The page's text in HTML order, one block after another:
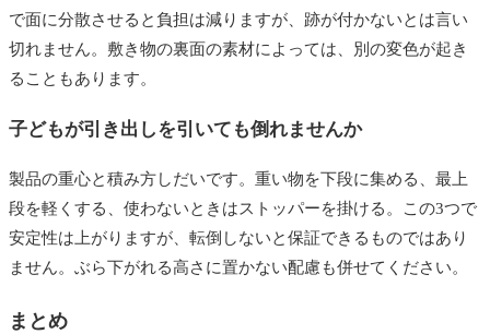
で面に分散させると負担は減りますが、跡が付かないとは言い
切れません。敷き物の裏面の素材によっては、別の変色が起き
ることもあります。
子どもが引き出しを引いても倒れませんか
製品の重心と積み方しだいです。重い物を下段に集める、最上
段を軽くする、使わないときはストッパーを掛ける。この3つで
安定性は上がりますが、転倒しないと保証できるものではあり
ません。ぶら下がれる高さに置かない配慮も併せてください。
まとめ